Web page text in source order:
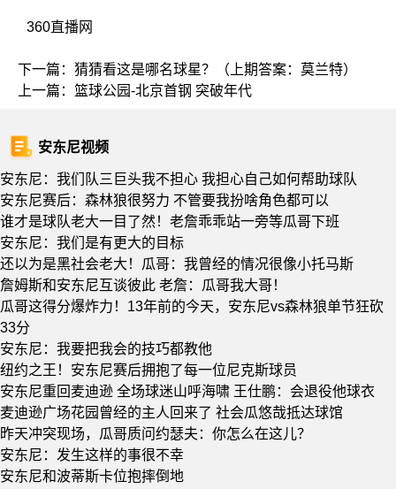
360直播网
下一篇： 猜猜看这是哪名球星？（上期答案：莫兰特）
上一篇： 篮球公园-北京首钢 突破年代
安东尼视频
安东尼：我们队三巨头我不担心 我担心自己如何帮助球队
安东尼赛后：森林狼很努力 不管要我扮啥角色都可以
谁才是球队老大一目了然！老詹乖乖站一旁等瓜哥下班
安东尼：我们是有更大的目标
还以为是黑社会老大！瓜哥：我曾经的情况很像小托马斯
詹姆斯和安东尼互谈彼此 老詹：瓜哥我大哥！
瓜哥这得分爆炸力！13年前的今天，安东尼vs森林狼单节狂砍
33分
安东尼：我要把我会的技巧都教他
纽约之王！安东尼赛后拥抱了每一位尼克斯球员
安东尼重回麦迪逊 全场球迷山呼海啸 王仕鹏：会退役他球衣
麦迪逊广场花园曾经的主人回来了 社会瓜悠哉抵达球馆
昨天冲突现场，瓜哥质问约瑟夫：你怎么在这儿？
安东尼：发生这样的事很不幸
安东尼和波蒂斯卡位抱摔倒地